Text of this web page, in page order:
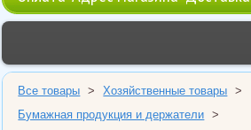
Все товары > Хозяйственные товары
>
Бумажная продукция и держатели
>